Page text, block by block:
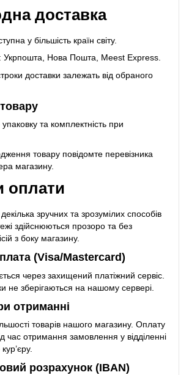
доставка
у більшість країн світу.
Укрпошта, Нова Пошта, Meest Express.
доставки залежать від обраного
та комплектність при
товару повідомте перевізника
магазину.
оплати
зручних та зрозумілих способів
здійснюються прозоро та без
з боку магазину.
(Visa/Mastercard)
через захищений платіжний сервіс.
не зберігаються на нашому сервері.
отриманні
товарів нашого магазину. Оплату
час отримання замовлення у відділенні
розрахунок (IBAN)